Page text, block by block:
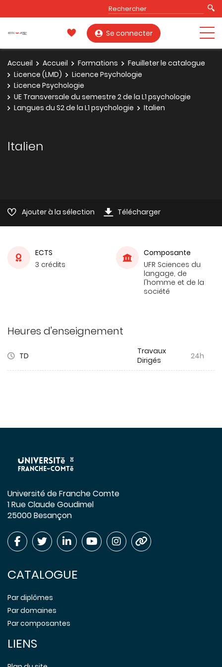
Se connecter
Accueil Accueil Formations
Feuilleter le catalogue
Licence (LMD)
Licence Psychologie
Licence Psychologie
UE Transversale du semestre 2 de la L1 psychologie
Langues du S2 de la L1 psychologie
Italien
Italien
Ajouter à la sélection Télécharger
ECTS
3 crédits
Composante
UFR Sciences du
langage, de
l'homme et de la
société
Heures d'enseignement
TD
Travaux
Dirigés
24h
Université de Franche Comte
1 Rue Claude Goudimel
25000 Besançon
CATALOGUE
Par diplômes
Par domaines
Par composantes
LIENS